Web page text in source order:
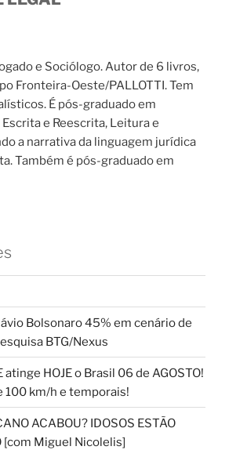
e Sociólogo. Autor de 6 livros,
Fronteira-Oeste/PALLOTTI. Tem
É pós-graduado em
e Reescrita, Leitura e
a narrativa da linguagem jurídica
Também é pós-graduado em
Bolsonaro 45% em cenário de
BTG/Nexus
atinge HOJE o Brasil 06 de AGOSTO!
100 km/h e temporais!
ACABOU? IDOSOS ESTÃO
[com Miguel Nicolelis]